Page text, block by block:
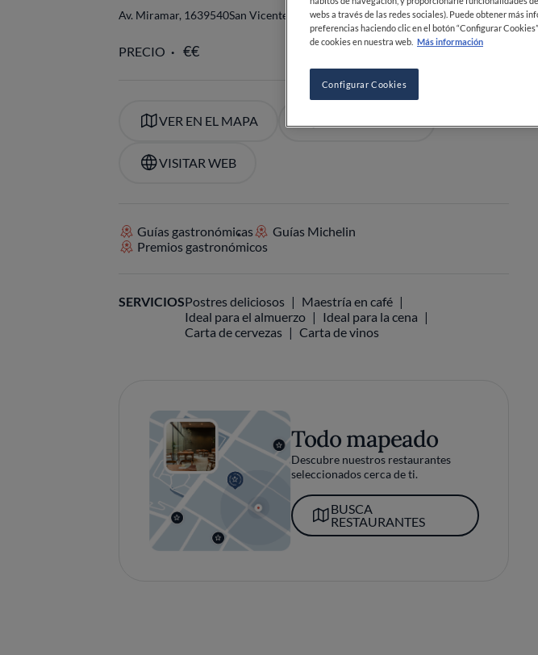
Av. Miramar, 1639540San Vicente de la BarqueraCantabriaEspaña
PRECIO
VER EN EL MAPA
VISITAR WEB
Guías gastronómicas
Guías Michelin
Premios gastronómicos
SERVICIOSPostres deliciosos
Maestría en café
Ideal para el almuerzo
Ideal para la cena
Carta de cervezas
Carta de vinos
Todo mapeado
Descubre nuestros restaurantes
seleccionados cerca de ti.
BUSCA
RESTAURANTES
webs a través de las redes sociales). Puede obtener más
preferencias haciendo clic en el botón “Configurar
de cookies en nuestra web. Más información
Configurar Cookies